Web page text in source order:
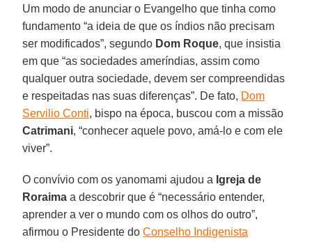
Um modo de anunciar o Evangelho que tinha como
fundamento “a ideia de que os índios não precisam
ser modificados”, segundo Dom Roque, que insistia
em que “as sociedades ameríndias, assim como
qualquer outra sociedade, devem ser compreendidas
e respeitadas nas suas diferenças”. De fato, Dom
Servilio Conti, bispo na época, buscou com a missão
Catrimani, “conhecer aquele povo, amá-lo e com ele
viver”.
O convívio com os yanomami ajudou a Igreja de
Roraima a descobrir que é “necessário entender,
aprender a ver o mundo com os olhos do outro”,
afirmou o Presidente doConselho Indigenista